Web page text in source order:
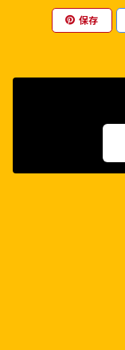
アルン・ヴィジャイ
キールティ・スレーシュ
保存